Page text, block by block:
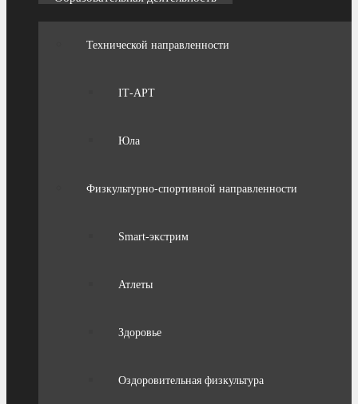
Технической направленности
IТ-АРТ
Юла
Физкультурно-спортивной направленности
Smart-экстрим
Атлеты
Здоровье
Оздоровительная физкультура